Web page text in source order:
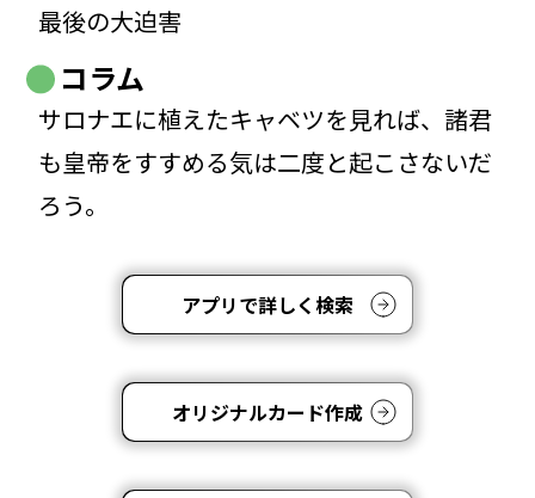
最後の大迫害
コラム
サロナエに植えたキャベツを見れば、諸君
も皇帝をすすめる気は二度と起こさないだ
ろう。
アプリで詳しく検索
オリジナルカード作成